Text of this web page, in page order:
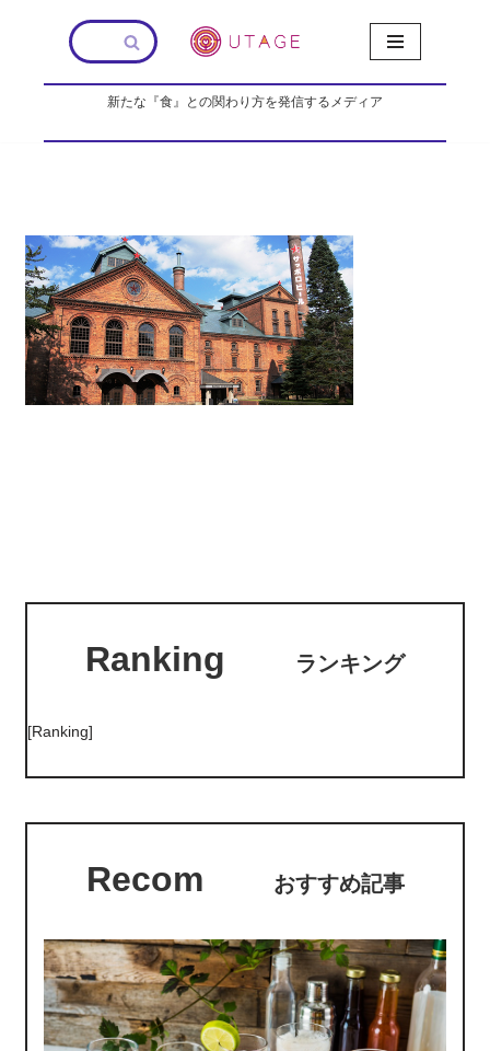
ッ
プ
新たな『食』との関わり方を発信するメディア
Ranking ランキング
[Ranking]
Recom おすすめ記事